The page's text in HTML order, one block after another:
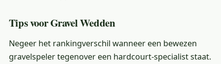
Tips voor Gravel Wedden
Negeer het rankingverschil wanneer een bewezen
gravelspeler tegenover een hardcourt-specialist staat.